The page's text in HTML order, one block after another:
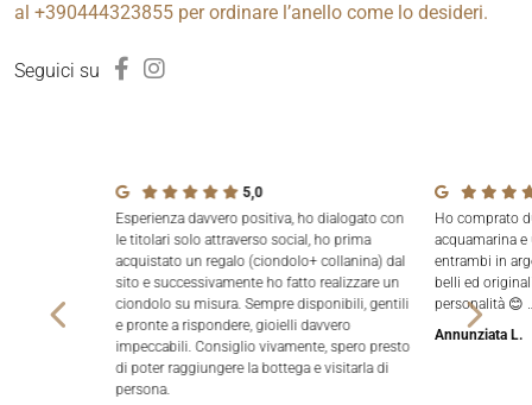
al +390444323855 per ordinare l’anello come lo desideri.
Seguici su
5,0
Esperienza davvero positiva, ho dialogato con
le titolari solo attraverso social, ho prima
acquistato un regalo (ciondolo+ collanina) dal
sito e successivamente ho fatto realizzare un
ciondolo su misura. Sempre disponibili, gentili
e pronte a rispondere, gioielli davvero
impeccabili. Consiglio vivamente, spero presto
di poter raggiungere la bottega e visitarla di
persona.
Ho comprato
acquamarina
entrambi in
belli ed
personalità 😊
Annunziata L.